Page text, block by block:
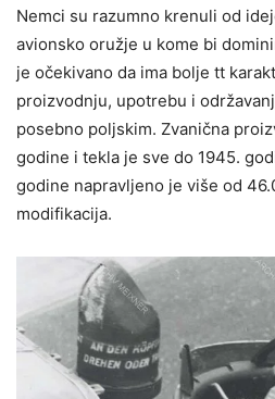
Nemci su razumno krenuli od
avionsko oružje u kome bi
je očekivano da ima bolje tt
proizvodnju, upotrebu i
posebno poljskim. Zvanična
godine i tekla je sve do 1945.
godine napravljeno je više od
modifikacija.